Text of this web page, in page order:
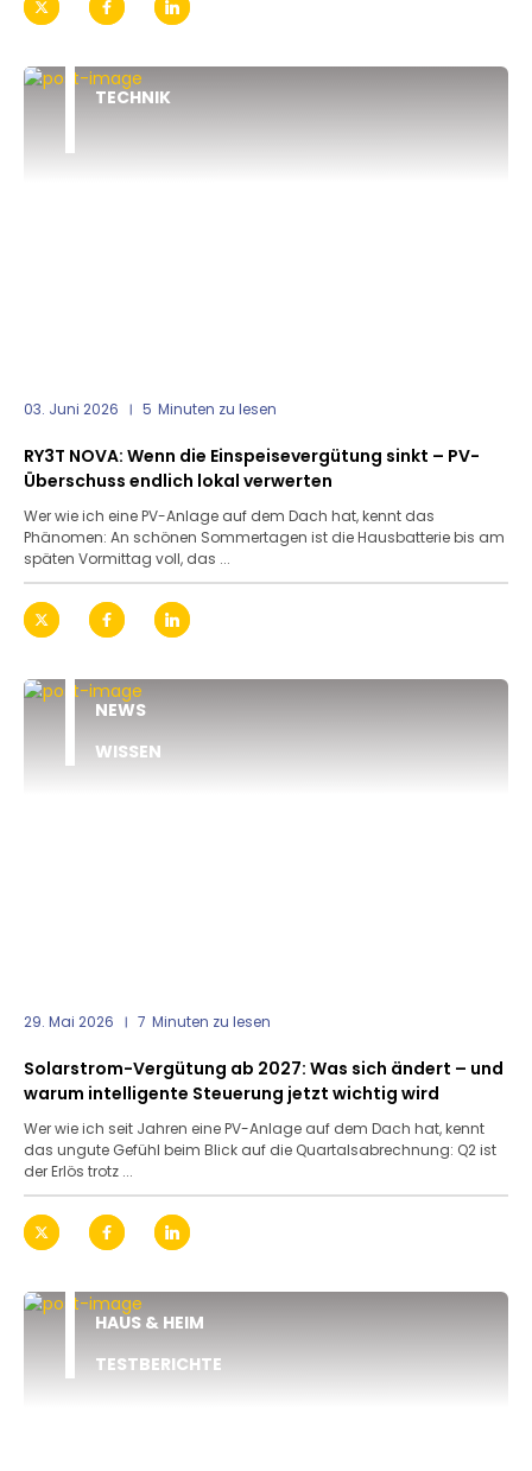
TECHNIK
03. Juni 2026 5 Minuten zu lesen
RY3T NOVA: Wenn die Einspeisevergütung sinkt – PV-
Überschuss endlich lokal verwerten
Wer wie ich eine PV-Anlage auf dem Dach hat, kennt das
Phänomen: An schönen Sommertagen ist die Hausbatterie bis am
späten Vormittag voll, das ...
NEWS
WISSEN
29. Mai 2026 7 Minuten zu lesen
Solarstrom-Vergütung ab 2027: Was sich ändert – und
warum intelligente Steuerung jetzt wichtig wird
Wer wie ich seit Jahren eine PV-Anlage auf dem Dach hat, kennt
das ungute Gefühl beim Blick auf die Quartalsabrechnung: Q2 ist
der Erlös trotz ...
HAUS & HEIM
TESTBERICHTE